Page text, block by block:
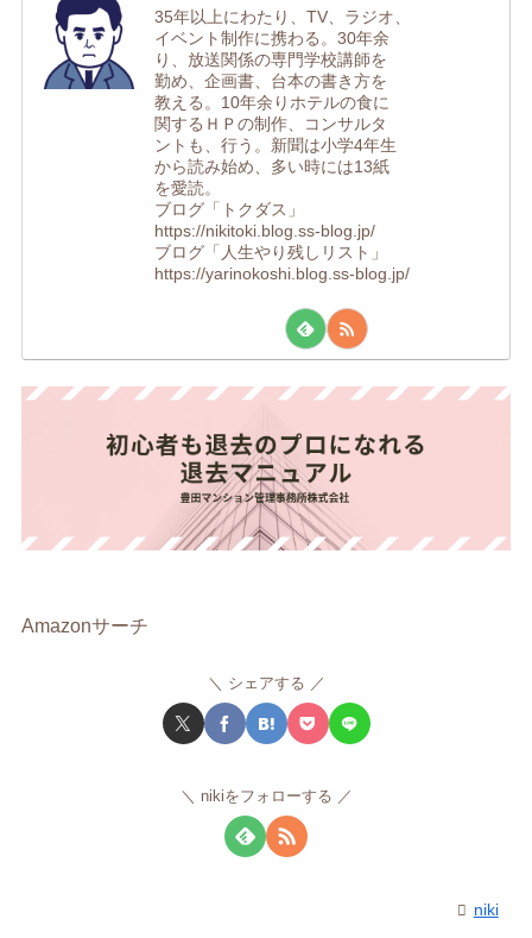
35年以上にわたり、TV、ラジオ、
イベント制作に携わる。30年余
り、放送関係の専門学校講師を
勤め、企画書、台本の書き方を
教える。10年余りホテルの食に
関するＨＰの制作、コンサルタ
ントも、行う。新聞は小学4年生
から読み始め、多い時には13紙
を愛読。
ブログ「トクダス」
https://nikitoki.blog.ss-blog.jp/
ブログ「人生やり残しリスト」
https://yarinokoshi.blog.ss-blog.jp/
Amazonサーチ
シェアする
nikiをフォローする
niki